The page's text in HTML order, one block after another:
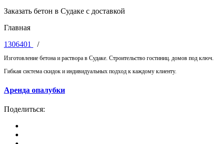
Заказать бетон в Судаке с доставкой
Главная
1306401
/
Изготовление бетона и раствора в Судаке. Строительство гостиниц. домов под ключ.
Гибкая система скидок и индивидуальных подход к каждому клиенту.
Аренда опалубки
Поделиться: